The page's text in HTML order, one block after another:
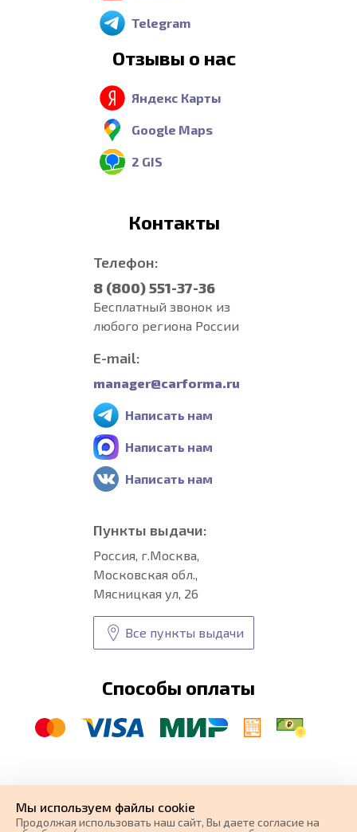
Telegram
Отзывы о нас
Яндекс Карты
Google Maps
2 GIS
Контакты
Телефон:
8 (800) 551-37-36
Бесплатный звонок из
любого региона России
E-mail:
manager@carforma.ru
Написать нам
Написать нам
Написать нам
Пункты выдачи:
Россия, г.Москва,
Московская обл.,
Мясницкая ул, 26
Все пункты выдачи
Способы оплаты
автоковрики
разработка и
поисковое продвижение сайта
Мы используем файлы cookie
Продолжая использовать наш cайт, Вы даете согласие на